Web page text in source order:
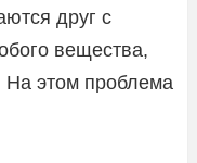
друг с
вещества,
этом проблема